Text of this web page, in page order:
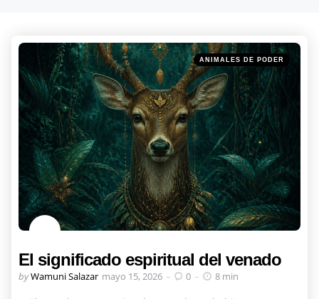
Categories
Posted
in
ANIMALES DE PODER
El significado espiritual del venado
Posted
byWamuni Salazar mayo 15, 2026 0 8 min